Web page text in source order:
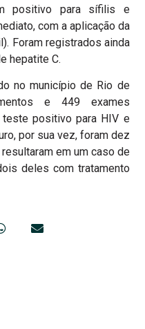
positivo para sífilis e
com a aplicação da
Foram registrados ainda
hepatite C.
no município de Rio de
e 449 exames
positivo para HIV e
por sua vez, foram dez
em um caso de
deles com tratamento